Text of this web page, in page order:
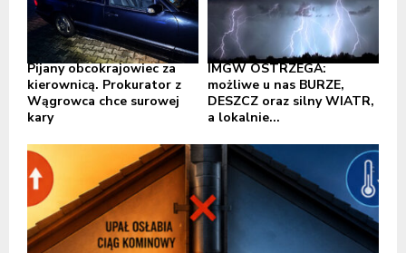
Pijany obcokrajowiec za
kierownicą. Prokurator z
Wągrowca chce surowej
kary
IMGW OSTRZEGA:
możliwe u nas BURZE,
DESZCZ oraz silny WIATR,
a lokalnie...